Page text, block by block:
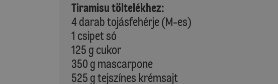
Tiramisu töltelékhez:
4 darab tojásfehérje (M-es)
1 csipet só
125 g cukor
350 g mascarpone
525 g tejszínes krémsajt